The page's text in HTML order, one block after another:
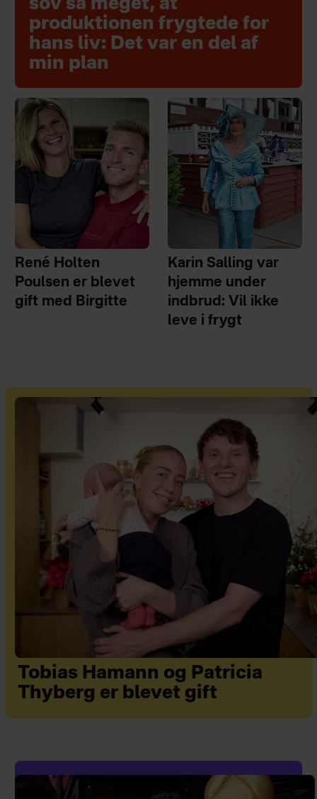
sov så meget, at
produktionen frygtede for
hans liv: Det var en del af
min plan
René Holten
Poulsen er blevet
gift med Birgitte
Karin Salling var
hjemme under
indbrud: Vil ikke
leve i frygt
Tobias Hamann og Patricia
Thyberg er blevet gift